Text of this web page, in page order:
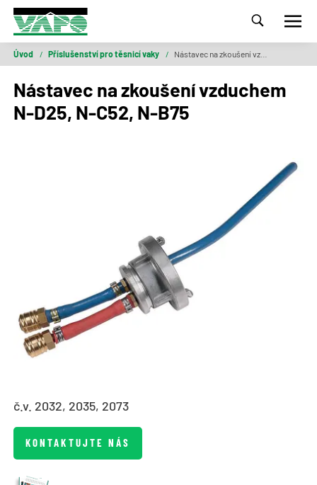
Úvod / Příslušenství pro těsnicí vaky /
Nástavec na zkoušení vzduchem
N-D25, N-C52, N-B75
č.v. 2032, 2035, 2073
KONTAKTUJTE NÁS